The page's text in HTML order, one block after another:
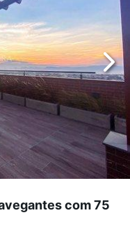
com 75